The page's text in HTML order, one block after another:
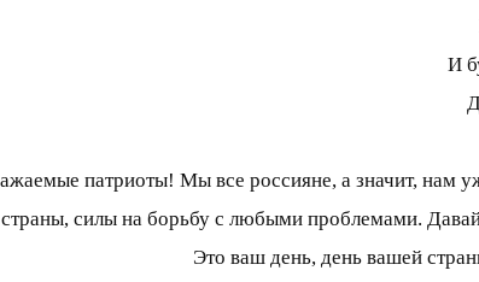
И
патриоты! Мы все россияне, а значит, нам
силы на борьбу с любыми проблемами.
Это ваш день, день вашей